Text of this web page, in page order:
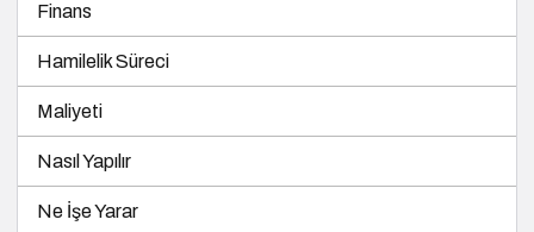
Finans
Hamilelik Süreci
Maliyeti
Nasıl Yapılır
Ne İşe Yarar